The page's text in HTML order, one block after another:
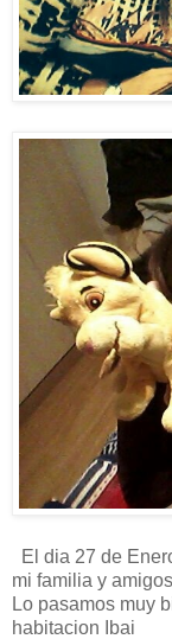
El dia 27 de
mi familia y
Lo pasamos muy
habitacion Ibai